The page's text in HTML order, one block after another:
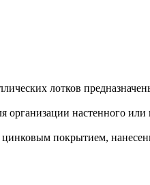
лотков
организации настенного
покрытием,